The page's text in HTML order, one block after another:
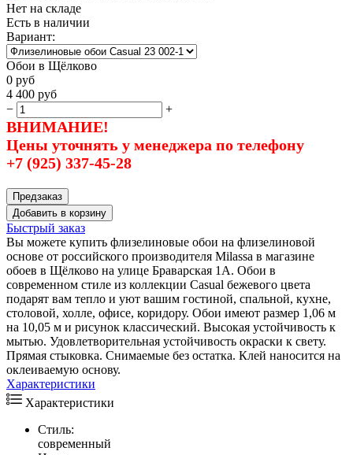
Нет на складе
Есть в наличии
Вариант:
Обои в Щёлково
0 руб
4 400 руб
−
+
ВНИМАНИЕ!
Цены уточнять у менеджера по телефону
+7 (925) 337-45-28
Предзаказ
Добавить в корзину
Быстрый заказ
Вы можете купить флизелиновые обои на флизелиновой
основе от российского производителя Milassa в магазине
обоев в Щёлково на улице Браварская 1А. Обои в
современном стиле из коллекции Casual бежевого цвета
подарят вам тепло и уют вашим гостиной, спальной, кухне,
столовой, холле, офисе, коридору. Обои имеют размер 1,06 м
на 10,05 м и рисунок классический. Высокая устойчивость к
мытью. Удовлетворительная устойчивость окраски к свету.
Прямая стыковка. Снимаемые без остатка. Клей наносится на
оклеиваемую основу.
Характеристики
Характеристики
Стиль:
современный